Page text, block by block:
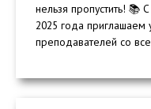
нельзя пропустить! 📚
2025 года приглашаем
преподавателей со